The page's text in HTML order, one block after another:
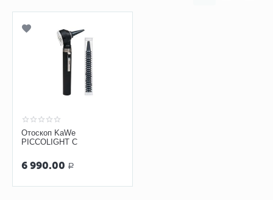
Отоскоп KaWe
PICCOLIGHT C
6 990.00 Р